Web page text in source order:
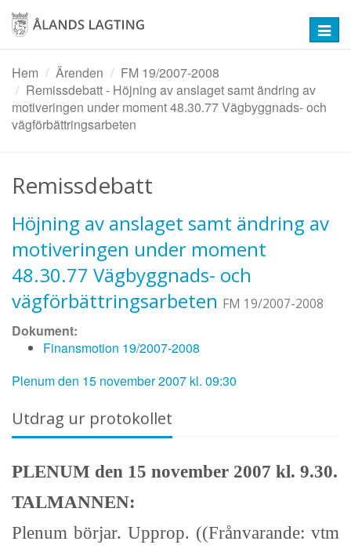
Hoppa
huvudinnehåll
Hem
Ärenden
FM 19/2007-2008
Remissdebatt - Höjning av anslaget samt ändring av
motiveringen under moment 48.30.77 Vägbyggnads- och
vägförbättringsarbeten
Remissdebatt
Höjning av anslaget samt ändring av
motiveringen under moment
48.30.77 Vägbyggnads- och
vägförbättringsarbeten FM 19/2007-2008
Dokument:
Finansmotion 19/2007-2008
Plenum den 15 november 2007 kl. 09:30
Utdrag ur protokollet
PLENUM den 15 november 2007 kl. 9.30.
TALMANNEN:
Plenum börjar. Upprop. ((Frånvarande: vtm